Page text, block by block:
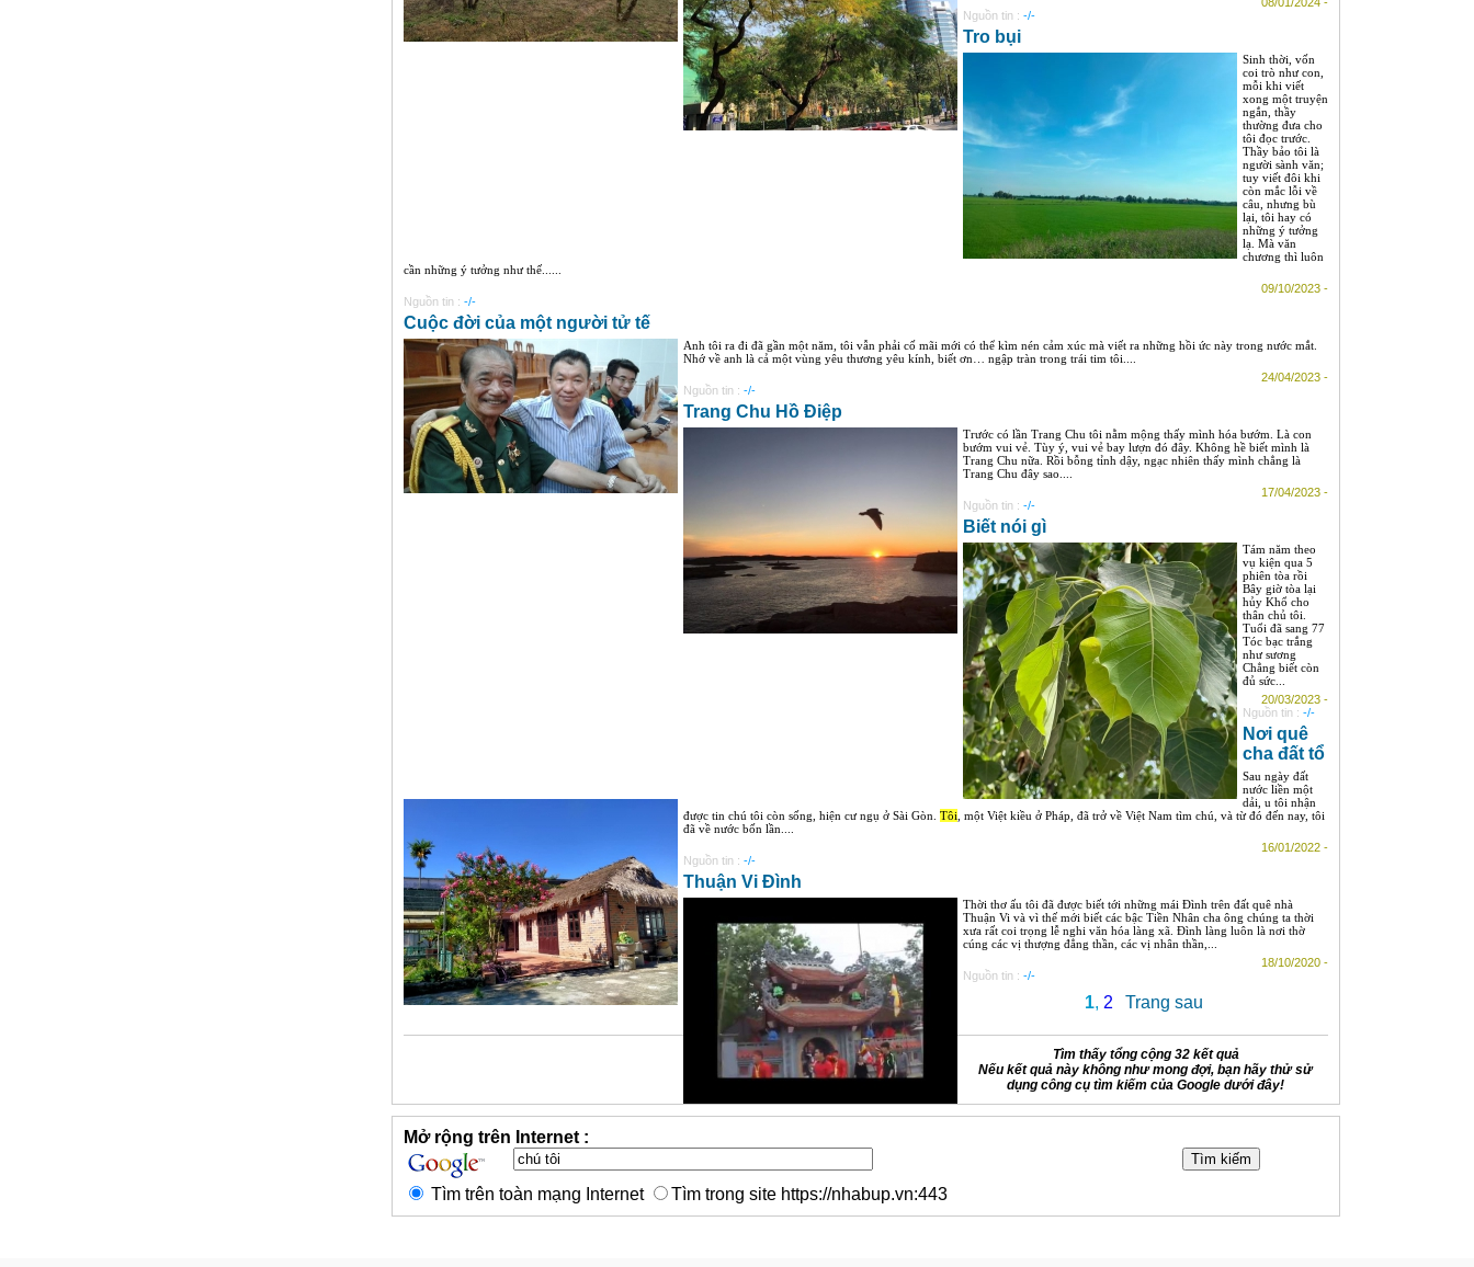
Nguồn tin : -/-
Tro bụi
Sinh thời, vốn
coi trò như con,
mỗi khi viết
xong một truyện
ngắn, thầy
thường đưa cho
tôi đọc trước.
Thầy bảo tôi là
người sành văn;
tuy viết đôi khi
còn mắc lỗi về
câu, nhưng bù
lại, tôi hay có
những ý tưởng
lạ. Mà văn
chương thì luôn
cần những ý tưởng như thế......
09/10/2023 -
Nguồn tin : -/-
Cuộc đời của một người tử tế
Anh tôi ra đi đã gần một năm, tôi vẫn phải cố mãi mới có thể kìm nén cảm xúc mà viết ra những hồi ức này trong nước mắt.
Nhớ về anh là cả một vùng yêu thương yêu kính, biết ơn… ngập tràn trong trái tim tôi....
24/04/2023 -
Nguồn tin : -/-
Trang Chu Hồ Điệp
Trước có lần Trang Chu tôi nằm mộng thấy mình hóa bướm. Là con
bướm vui vẻ. Tùy ý, vui vẻ bay lượn đó đây. Không hề biết mình là
Trang Chu nữa. Rồi bỗng tỉnh dậy, ngạc nhiên thấy mình chẳng là
Trang Chu đây sao....
17/04/2023 -
Nguồn tin : -/-
Biết nói gì
Tám năm theo
vụ kiện qua 5
phiên tòa rồi
Bây giờ tòa lại
hủy Khổ cho
thân chủ tôi.
Tuổi đã sang 77
Tóc bạc trắng
như sương
Chẳng biết còn
đủ sức...
20/03/2023 -
Nguồn tin : -/-
Nơi quê
cha đất tổ
Sau ngày đất
nước liền một
dải, u tôi nhận
được tin chú tôi còn sống, hiện cư ngụ ở Sài Gòn. Tôi , một Việt kiều ở Pháp, đã trở về Việt Nam tìm chú, và từ đó đến nay, tôi
đã về nước bốn lần....
16/01/2022 -
Nguồn tin : -/-
Thuận Vi Đình
Thời thơ ấu tôi đã được biết tới những mái Đình trên đất quê nhà
Thuận Vi và vì thế mới biết các bậc Tiền Nhân cha ông chúng ta thời
xưa rất coi trọng lễ nghi văn hóa làng xã. Đình làng luôn là nơi thờ
cúng các vị thượng đẳng thần, các vị nhân thần,...
18/10/2020 -
Nguồn tin : -/-
1, 2 Trang sau
Tìm thấy tổng cộng 32 kết quả
Nếu kết quả này không như mong đợi, bạn hãy thử sử
dụng công cụ tìm kiếm của Google dưới đây!
Mở rộng trên Internet :
Tìm trên toàn mạng Internet Tìm trong site https://nhabup.vn:443